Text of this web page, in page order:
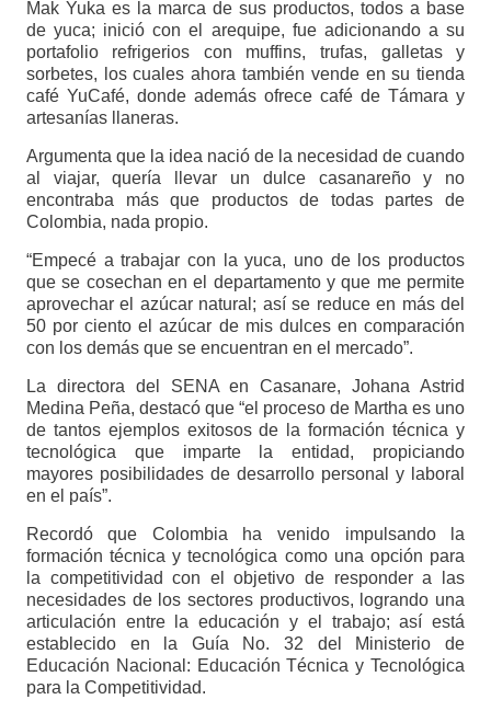
Mak Yuka es la marca de sus productos, todos a base
de yuca; inició con el arequipe, fue adicionando a su
portafolio refrigerios con muffins, trufas, galletas y
sorbetes, los cuales ahora también vende en su tienda
café YuCafé, donde además ofrece café de Támara y
artesanías llaneras.
Argumenta que la idea nació de la necesidad de cuando
al viajar, quería llevar un dulce casanareño y no
encontraba más que productos de todas partes de
Colombia, nada propio.
“Empecé a trabajar con la yuca, uno de los productos
que se cosechan en el departamento y que me permite
aprovechar el azúcar natural; así se reduce en más del
50 por ciento el azúcar de mis dulces en comparación
con los demás que se encuentran en el mercado”.
La directora del SENA en Casanare, Johana Astrid
Medina Peña, destacó que “el proceso de Martha es uno
de tantos ejemplos exitosos de la formación técnica y
tecnológica que imparte la entidad, propiciando
mayores posibilidades de desarrollo personal y laboral
en el país”.
Recordó que Colombia ha venido impulsando la
formación técnica y tecnológica como una opción para
la competitividad con el objetivo de responder a las
necesidades de los sectores productivos, logrando una
articulación entre la educación y el trabajo; así está
establecido en la Guía No. 32 del Ministerio de
Educación Nacional: Educación Técnica y Tecnológica
para la Competitividad.